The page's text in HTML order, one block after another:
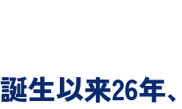
誕生以来26年、